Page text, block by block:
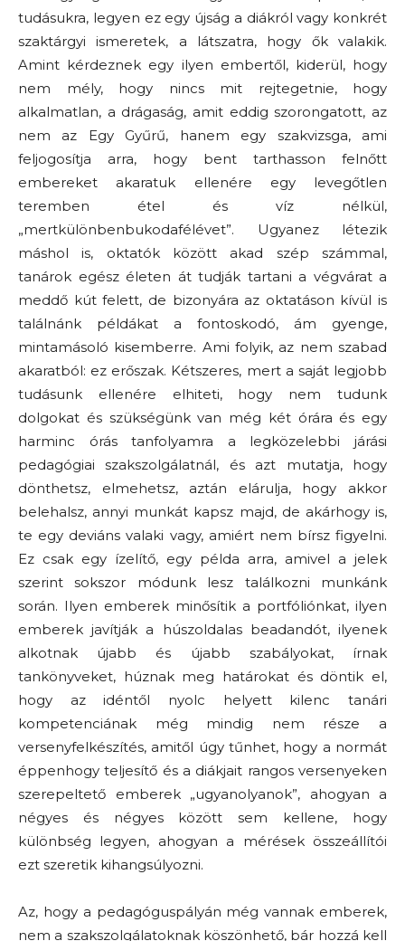
tudásukra, legyen ez egy újság a diákról vagy konkrét
szaktárgyi ismeretek, a látszatra, hogy ők valakik.
Amint kérdeznek egy ilyen embertől, kiderül, hogy
nem mély, hogy nincs mit rejtegetnie, hogy
alkalmatlan, a drágaság, amit eddig szorongatott, az
nem az Egy Gyűrű, hanem egy szakvizsga, ami
feljogosítja arra, hogy bent tarthasson felnőtt
embereket akaratuk ellenére egy levegőtlen
teremben étel és víz nélkül,
„mertkülönbenbukodafélévet”. Ugyanez létezik
máshol is, oktatók között akad szép számmal,
tanárok egész életen át tudják tartani a végvárat a
meddő kút felett, de bizonyára az oktatáson kívül is
találnánk példákat a fontoskodó, ám gyenge,
mintamásoló kisemberre. Ami folyik, az nem szabad
akaratból: ez erőszak. Kétszeres, mert a saját legjobb
tudásunk ellenére elhiteti, hogy nem tudunk
dolgokat és szükségünk van még két órára és egy
harminc órás tanfolyamra a legközelebbi járási
pedagógiai szakszolgálatnál, és azt mutatja, hogy
dönthetsz, elmehetsz, aztán elárulja, hogy akkor
belehalsz, annyi munkát kapsz majd, de akárhogy is,
te egy deviáns valaki vagy, amiért nem bírsz figyelni.
Ez csak egy ízelítő, egy példa arra, amivel a jelek
szerint sokszor módunk lesz találkozni munkánk
során. Ilyen emberek minősítik a portfóliónkat, ilyen
emberek javítják a húszoldalas beadandót, ilyenek
alkotnak újabb és újabb szabályokat, írnak
tankönyveket, húznak meg határokat és döntik el,
hogy az idéntől nyolc helyett kilenc tanári
kompetenciának még mindig nem része a
versenyfelkészítés, amitől úgy tűnhet, hogy a normát
éppenhogy teljesítő és a diákjait rangos versenyeken
szerepeltető emberek „ugyanolyanok”, ahogyan a
négyes és négyes között sem kellene, hogy
különbség legyen, ahogyan a mérések összeállítói
ezt szeretik kihangsúlyozni.
Az, hogy a pedagóguspályán még vannak emberek,
nem a szakszolgálatoknak köszönhető, bár hozzá kell